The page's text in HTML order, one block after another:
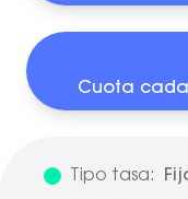
Cuota cada
Tipo tasa: